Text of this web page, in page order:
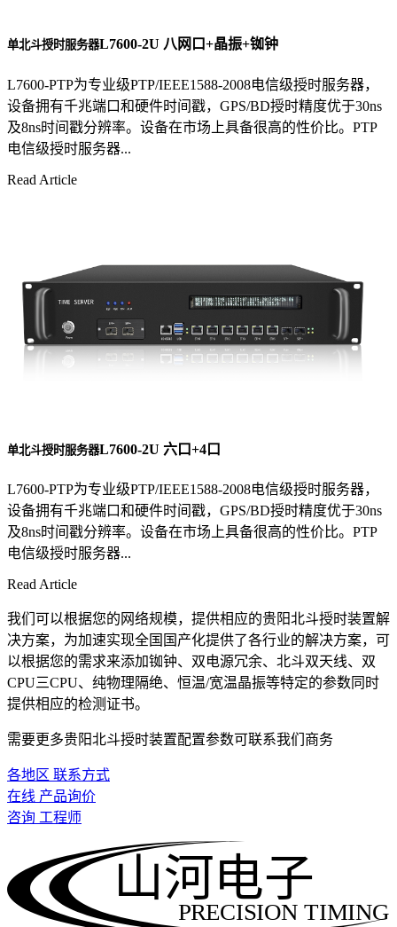
单北斗授时服务器L7600-2U 八网口+晶振+铷钟
L7600-PTP为专业级PTP/IEEE1588-2008电信级授时服务器，
设备拥有千兆端口和硬件时间戳，GPS/BD授时精度优于30ns
及8ns时间戳分辨率。设备在市场上具备很高的性价比。PTP
电信级授时服务器...
Read Article
单北斗授时服务器L7600-2U 六口+4口
L7600-PTP为专业级PTP/IEEE1588-2008电信级授时服务器，
设备拥有千兆端口和硬件时间戳，GPS/BD授时精度优于30ns
及8ns时间戳分辨率。设备在市场上具备很高的性价比。PTP
电信级授时服务器...
Read Article
我们可以根据您的网络规模，提供相应的贵阳北斗授时装置解
决方案，为加速实现全国国产化提供了各行业的解决方案，可
以根据您的需求来添加铷钟、双电源冗余、北斗双天线、双
CPU三CPU、纯物理隔绝、恒温/宽温晶振等特定的参数同时
提供相应的检测证书。
需要更多贵阳北斗授时装置配置参数可联系我们商务
各地区 联系方式
在线 产品询价
咨询 工程师
PRECISION TIMING
山河电子